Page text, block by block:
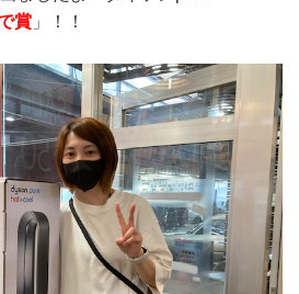
賞 」！！